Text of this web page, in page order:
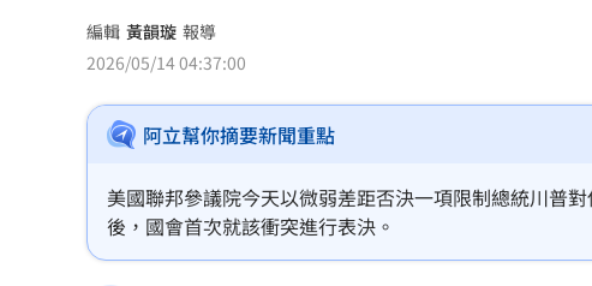
白海豚逼近！宜蘭路樹被吹斷
總預算200多案保留 藍：盼大幅收斂爭議
白海豚強風襲台！淡江大橋今晚21時封車道
伊朗戰爭無解 美最高將領私下盤算曝光
編輯 黃韻璇 報導
2026/05/14 04:37:00
阿立幫你摘要新聞重點
美國聯邦參議院今天以微弱差距否決一項限制總統川普
後，國會首次就該衝突進行表決。